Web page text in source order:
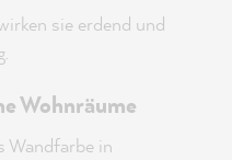
sie erdend und
Wohnräume
Wandfarbe in